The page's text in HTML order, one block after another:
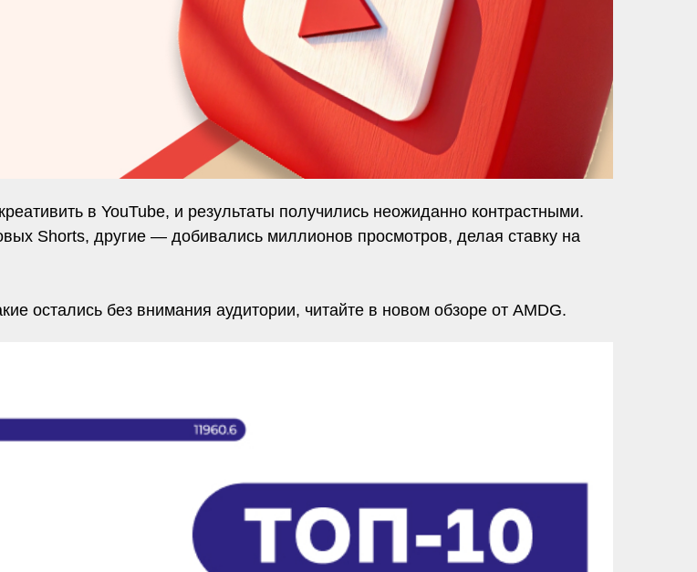
в YouTube, и результаты получились неожиданно контрастными.
Shorts, другие — добивались миллионов просмотров, делая ставку на
остались без внимания аудитории, читайте в новом обзоре от AMDG.